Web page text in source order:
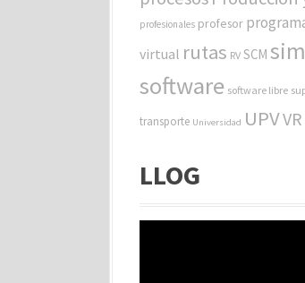
profesionales profesor
virtual rutas RV SCM
software software libre
transporte Universidad UPVVR
LLOG